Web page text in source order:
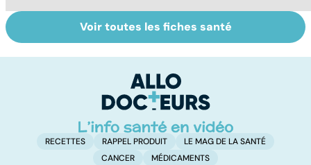
Tout savoir sur
les infections
Covid-19 : tout
savoir sur la
Voir toutes les fiches santé
RECETTES RAPPEL PRODUIT
LE MAG DE LA SANTÉ
CANCER
MÉDICAMENTS